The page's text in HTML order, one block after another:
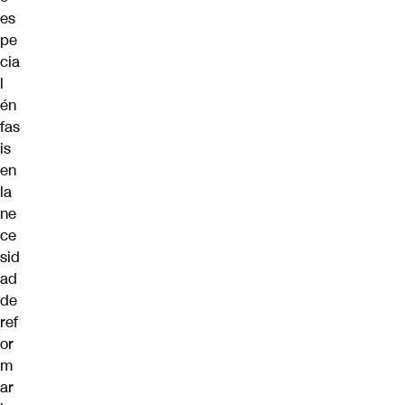
es
pe
cia
l
én
fas
is
en
la
ne
ce
sid
ad
de
ref
or
m
ar